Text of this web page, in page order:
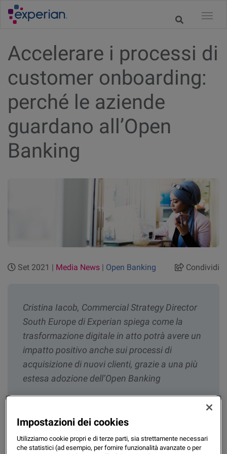
Accelerare i processi di
customer onboarding:
perché le aziende
guardano all’Open
Banking
Set 2021 | Media News | Open Banking Condividi
Cristina Iacob, Commercial Strategy Director
South Europe di Experian spiega come la
trasformazione digitale in atto potrà avere un
impatto positivo anche sui processi di
acquisizione di nuovi clienti, grazie a una più
estesa adozione dell’Open Banking
Sono passati due anni da quando la direttiva PSD2 è stata
attuata in Italia, un via ufficiale e normato ai servizi di Open
Banking. Fino a quel momento, preziosi insight forniti dai
Impostazioni dei cookies
Utilizziamo cookie propri e di terze parti, sia strettamente necessari
che statistici (ad esempio, per fornire funzionalità avanzate o per